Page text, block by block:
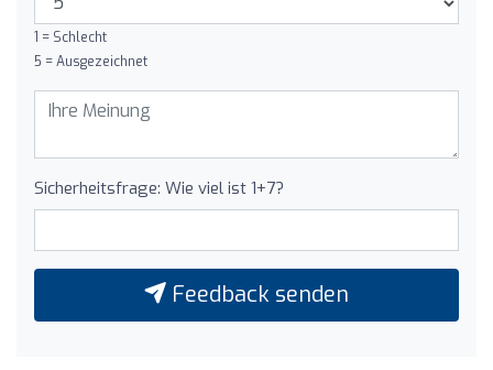
1 = Schlecht
5 = Ausgezeichnet
Sicherheitsfrage: Wie viel ist 1+7?
Feedback senden